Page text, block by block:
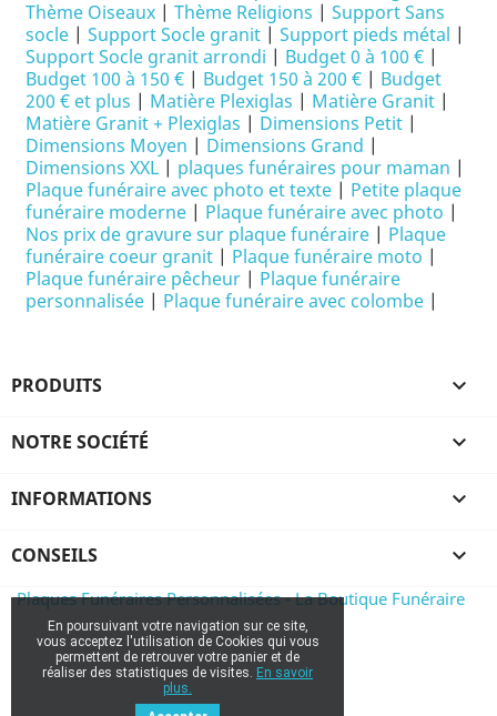
Thème Oiseaux | Thème Religions | Support Sans
socle | Support Socle granit | Support pieds métal |
Support Socle granit arrondi | Budget 0 à 100 € |
Budget 100 à 150 € | Budget 150 à 200 € | Budget
200 € et plus | Matière Plexiglas | Matière Granit |
Matière Granit + Plexiglas | Dimensions Petit |
Dimensions Moyen | Dimensions Grand |
Dimensions XXL | plaques funéraires pour maman |
Plaque funéraire avec photo et texte | Petite plaque
funéraire moderne | Plaque funéraire avec photo |
Nos prix de gravure sur plaque funéraire | Plaque
funéraire coeur granit | Plaque funéraire moto |
Plaque funéraire pêcheur | Plaque funéraire
personnalisée | Plaque funéraire avec colombe |
PRODUITS 
NOTRE SOCIÉTÉ 
INFORMATIONS 
CONSEILS 
Plaques Funéraires Personnalisées - La Boutique Funéraire
En poursuivant votre navigation sur ce site,
vous acceptez l'utilisation de Cookies qui vous
permettent de retrouver votre panier et de
réaliser des statistiques de visites. En savoir
plus.